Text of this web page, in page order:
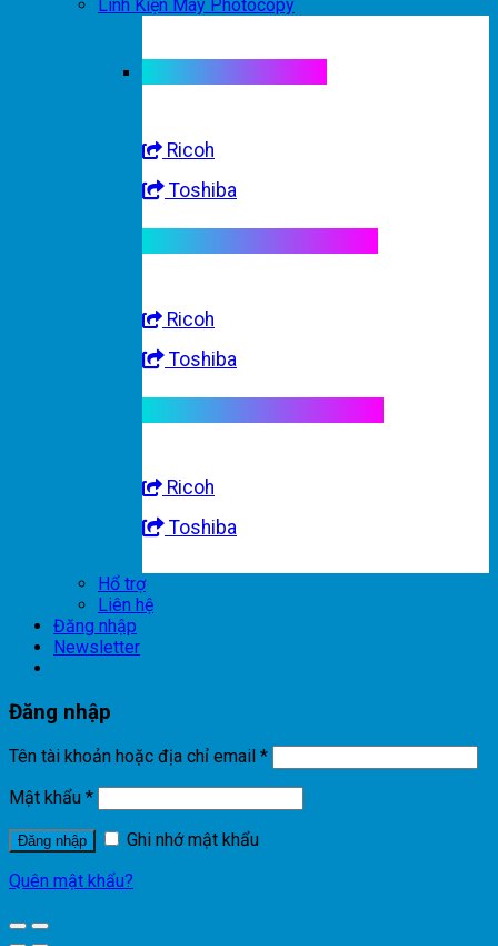
Linh Kiện Máy Photocopy
Ricoh
Toshiba
Ricoh
Toshiba
Ricoh
Toshiba
Hổ trợ
Liên hệ
Đăng nhập
Newsletter
Đăng nhập
Tên tài khoản hoặc địa chỉ email *
Mật khẩu *
Đăng nhập
Ghi nhớ mật khẩu
Quên mật khẩu?